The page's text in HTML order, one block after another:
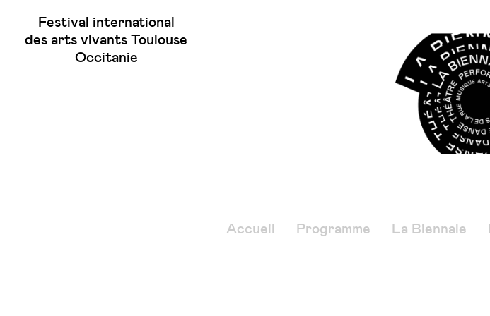
Festival international
des arts vivants Toulouse
Occitanie
Accueil Programme La Biennale